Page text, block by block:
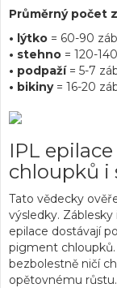
Průměrný počet
• lýtko = 60-90
• stehno = 120-
• podpaží= 5-7
• bikiny= 16-20
IPL
chloupků i
Tato vědecky
výsledky.
epilace dostávají
pigment
bezbolestně ničí
opětovnému růstu.